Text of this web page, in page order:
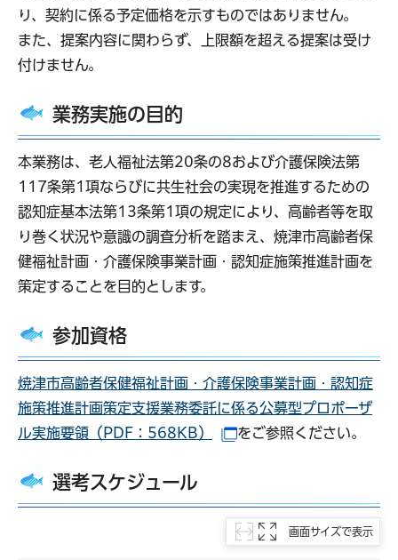
り、契約に係る予定価格を示すものではありません。
また、提案内容に関わらず、上限額を超える提案は受け
付けません。
業務実施の目的
本業務は、老人福祉法第20条の8および介護保険法第
117条第1項ならびに共生社会の実現を推進するための
認知症基本法第13条第1項の規定により、高齢者等を取
り巻く状況や意識の調査分析を踏まえ、焼津市高齢者保
健福祉計画・介護保険事業計画・認知症施策推進計画を
策定することを目的とします。
参加資格
焼津市高齢者保健福祉計画・介護保険事業計画・認知症
施策推進計画策定支援業務委託に係る公募型プロポーザ
ル実施要領（PDF：568KB）
（別ウインドウで開きま
をご参照ください。
選考スケジュール
画面サイズで表示